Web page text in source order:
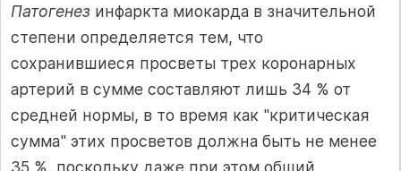
Патогенез инфаркта миокарда в значительной
степени опреде­ляется тем, что
сохранившиеся просветы трех коронарных
арте­рий в сумме составляют лишь 34 % от
средней нормы, в то время как "критическая
сумма" этих просветов должна быть не менее
35 %, поскольку даже при этом общий